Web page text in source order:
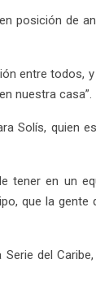
posición de
entre todos,
nuestra casa”.
Solís, quien
tener en un
que la
del